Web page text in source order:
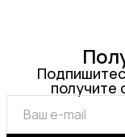
получите